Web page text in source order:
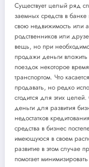
Существует целый ряд
заемных средств в
свою недвижимость или
родственников или
вещь, но при
продажи деньги вложить
поездок некоторое
транспортом. Что
продавать, но редко
сгодится для этих
деньги для развития
недостатков
средства в бизнес
имеющуюся в своем
развитие в этом случае
помогает